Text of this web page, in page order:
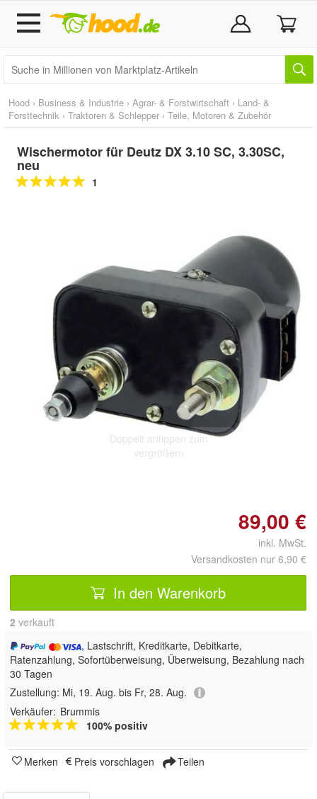
Hood › Business & Industrie › Agrar- & Forstwirtschaft › Land- &
Forsttechnik › Traktoren & Schlepper › Teile, Motoren & Zubehör
Wischermotor für Deutz DX 3.10 SC, 3.30SC,
neu
1
Doppelt antippen zum
vergrößern
89,00 €
inkl. MwSt.
Versandkosten nur 6,90 €
In den Warenkorb
2 verkauft
, Lastschrift, Kreditkarte, Debitkarte,
Ratenzahlung, Sofortüberweisung, Überweisung, Bezahlung nach
30 Tagen
Zustellung: Mi, 19. Aug. bis Fr, 28. Aug.
Verkäufer: Brummis
100% positiv
Merken Preis vorschlagen Teilen